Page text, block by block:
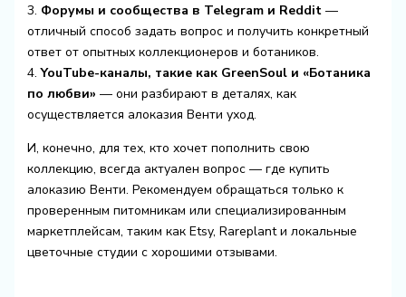
3. Форумы и сообщества в Telegram и Reddit—
отличный способ задать вопрос и получить конкретный
ответ от опытных коллекционеров и ботаников.
4.YouTube-каналы, такие как GreenSoul и «Ботаника
по любви» — они разбирают в деталях, как
осуществляется алоказия Венти уход.
И, конечно, для тех, кто хочет пополнить свою
коллекцию, всегда актуален вопрос — где купить
алоказию Венти. Рекомендуем обращаться только к
проверенным питомникам или специализированным
маркетплейсам, таким как Etsy, Rareplant и локальные
цветочные студии с хорошими отзывами.